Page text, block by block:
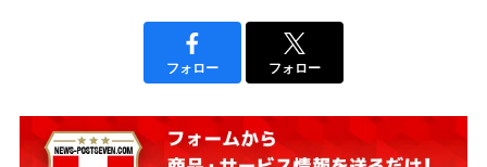
フォロー フォロー